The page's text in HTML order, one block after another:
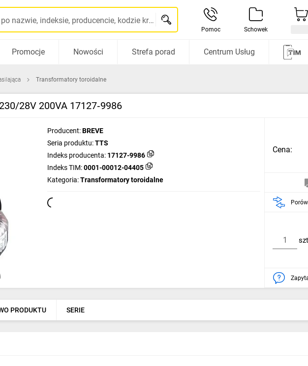
Szukaj po nazwie, indeksie, producencie, kodzie kreskowym...
Pomoc Schowek
Promocje Nowości Strefa porad Centrum Usług
Transformatory toroidalne
28V 200VA 17127‑9986
Producent:BREVE
Seria produktu:TTS
Indeks producenta: 17127-9986
Indeks TIM:0001-00012-04405
Kategoria:Transformatory toroidalne
Cena:
PRODUKTU SERIE